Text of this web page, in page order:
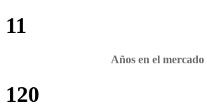
11
Años en el mercado
120